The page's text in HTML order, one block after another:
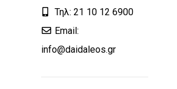
Τηλ: 21 10 12 6900
Εmail:
info@daidaleos.gr